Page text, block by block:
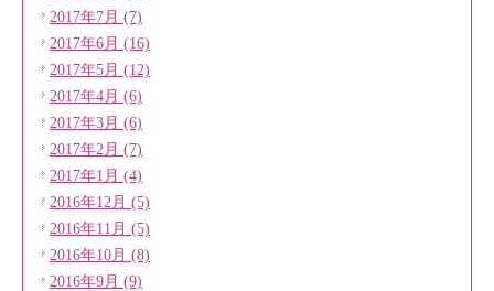
2017年7月 (7)
2017年6月 (16)
2017年5月 (12)
2017年4月 (6)
2017年3月 (6)
2017年2月 (7)
2017年1月 (4)
2016年12月 (5)
2016年11月 (5)
2016年10月 (8)
2016年9月 (9)